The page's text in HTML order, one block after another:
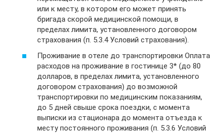
или к месту, в котором его может принять
бригада скорой медицинской помощи, в
пределах лимита, установленного договором
страхования (п. 5.3.4 Условий страхования).
Проживание в отеле до транспортировки Оплата
расходов на проживание в гостинице 3* (до 80
долларов, в пределах лимита, установленного
договором страхования) до возможной
транспортировки по медицинским показаниям,
до 5 дней свыше срока поездки, с момента
выписки из стационара до момента отъезда к
месту постоянного проживания (п. 5.3.6 Условий